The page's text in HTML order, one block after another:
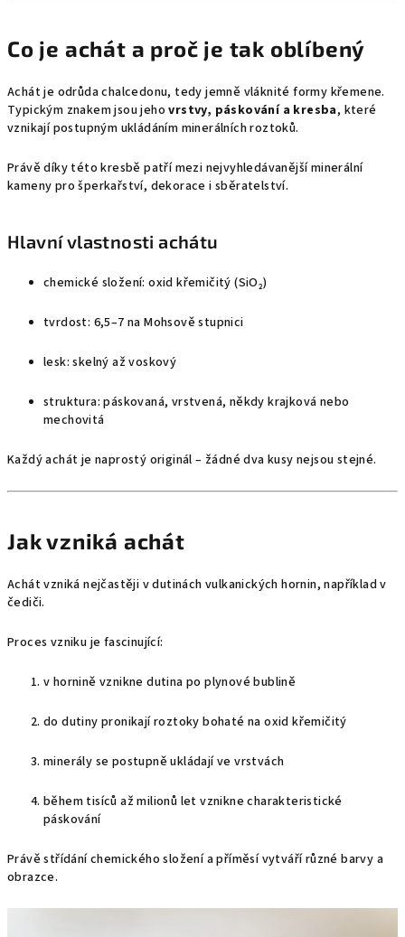
Co je achát a proč je tak oblíbený
Achát je odrůda chalcedonu, tedy jemně vláknité formy křemene.
Typickým znakem jsou jehovrstvy, páskování a kresba, které
vznikají postupným ukládáním minerálních roztoků.
Právě díky této kresbě patří mezi nejvyhledávanější minerální
kameny pro šperkařství, dekorace i sběratelství.
Hlavní vlastnosti achátu
chemické složení: oxid křemičitý (SiO₂)
tvrdost: 6,5–7 na Mohsově stupnici
lesk: skelný až voskový
struktura: páskovaná, vrstvená, někdy krajková nebo
mechovitá
Každý achát je naprostý originál – žádné dva kusy nejsou stejné.
Jak vzniká achát
Achát vzniká nejčastěji v dutinách vulkanických hornin, například v
čediči.
Proces vzniku je fascinující:
v hornině vznikne dutina po plynové bublině
do dutiny pronikají roztoky bohaté na oxid křemičitý
minerály se postupně ukládají ve vrstvách
během tisíců až milionů let vznikne charakteristické
páskování
Právě střídání chemického složení a příměsí vytváří různé barvy a
obrazce.